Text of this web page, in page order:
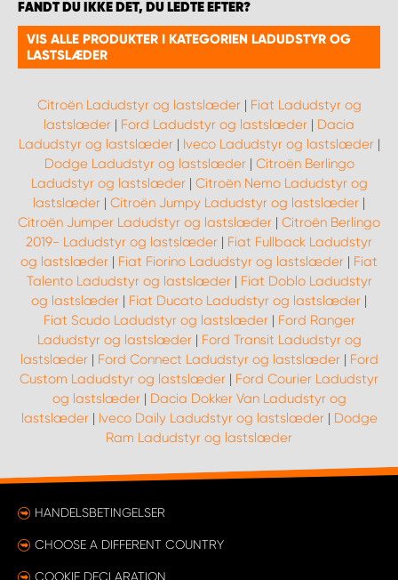
FANDT DU IKKE DET, DU LEDTE EFTER?
VIS ALLE PRODUKTER I KATEGORIEN LADUDSTYR OG
LASTSLÆDER
Citroën Ladudstyr og lastslæder| Fiat Ladudstyr og
lastslæder | Ford Ladudstyr og lastslæder | Dacia
Ladudstyr og lastslæder| Iveco Ladudstyr og lastslæder|
Dodge Ladudstyr og lastslæder| Citroën Berlingo
Ladudstyr og lastslæder| Citroën Nemo Ladudstyr og
lastslæder | Citroën Jumpy Ladudstyr og lastslæder |
Citroën Jumper Ladudstyr og lastslæder | Citroën Berlingo
2019- Ladudstyr og lastslæder | Fiat Fullback Ladudstyr
og lastslæder | Fiat Fiorino Ladudstyr og lastslæder | Fiat
Talento Ladudstyr og lastslæder| Fiat Doblo Ladudstyr
og lastslæder | Fiat Ducato Ladudstyr og lastslæder |
Fiat Scudo Ladudstyr og lastslæder| Ford Ranger
Ladudstyr og lastslæder| Ford Transit Ladudstyr og
lastslæder| Ford Connect Ladudstyr og lastslæder| Ford
Custom Ladudstyr og lastslæder | Ford Courier Ladudstyr
og lastslæder| Dacia Dokker Van Ladudstyr og
lastslæder| Iveco Daily Ladudstyr og lastslæder| Dodge
Ram Ladudstyr og lastslæder
HANDELSBETINGELSER
CHOOSE A DIFFERENT COUNTRY
COOKIE DECLARATION